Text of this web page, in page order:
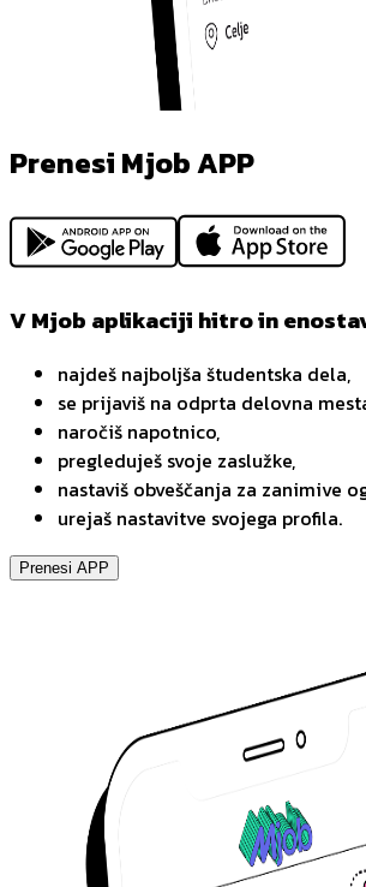
Prenesi Mjob APP
V Mjob aplikaciji hitro in
najdeš najboljša študentska dela,
se prijaviš na odprta delovna
naročiš napotnico,
pregleduješ svoje zaslužke,
nastaviš obveščanja za zanimive
urejaš nastavitve svojega profila.
Prenesi APP